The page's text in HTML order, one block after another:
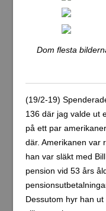
Dom flesta
(19/2-19)
136 där jag valde ut
på ett par
där. Amerikanen var
han var släkt med
pension vid 53 års
Dessutom hyr han ut